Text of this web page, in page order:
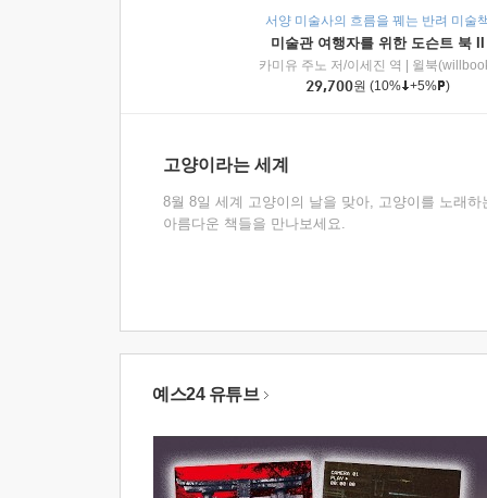
서양 미술사의 흐름을 꿰는 반려 미술
미술관 여행자를 위한 도슨트 북 II
카미유 주노 저/이세진 역
윌북
29,700원 (10% +5% )
고양이라는 세계
8월 8일 세계 고양이의 날을 맞아, 고양이를 노래하
아름다운 책들을 만나보세요.
예스24 유튜브